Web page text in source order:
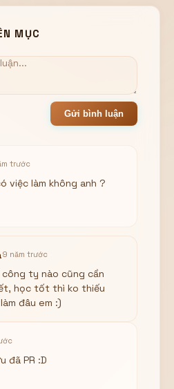
MỤC
Gửi bình luận
trước
việc làm không anh ?
9 năm trước
công ty nào cũng cần
học tốt thì ko thiếu
đâu em :)
đã PR :D